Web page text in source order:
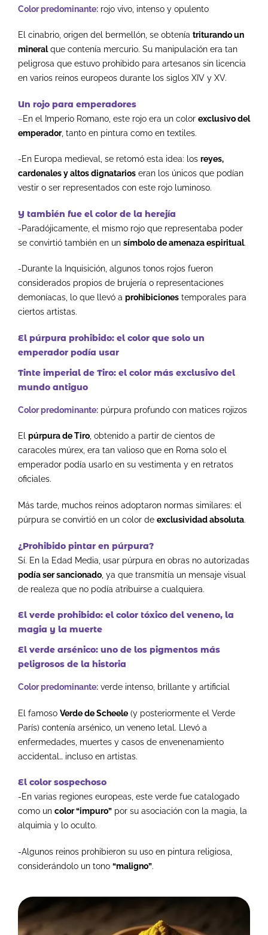
Color predominante: rojo vivo, intenso y opulento
El cinabrio, origen del bermellón, se obtenía triturando un
mineralque contenía mercurio. Su manipulación era tan
peligrosa que estuvo prohibido para artesanos sin licencia
en varios reinos europeos durante los siglos XIV y XV.
Un rojo para emperadores
–En el Imperio Romano, este rojo era un color exclusivo del
emperador, tanto en pintura como en textiles.
-En Europa medieval, se retomó esta idea: los reyes,
cardenales y altos dignatarios eran los únicos que podían
vestir o ser representados con este rojo luminoso.
Y también fue el color de la herejía
-Paradójicamente, el mismo rojo que representaba poder
se convirtió también en un símbolo de amenaza espiritual.
-Durante la Inquisición, algunos tonos rojos fueron
considerados propios de brujería o representaciones
demoníacas, lo que llevó a prohibiciones temporales para
ciertos artistas.
El púrpura prohibido: el color que solo un
emperador podía usar
Tinte imperial de Tiro: el color más exclusivo del
mundo antiguo
Color predominante: púrpura profundo con matices rojizos
El púrpura de Tiro, obtenido a partir de cientos de
caracoles múrex, era tan valioso que en Roma solo el
emperador podía usarlo en su vestimenta y en retratos
oficiales.
Más tarde, muchos reinos adoptaron normas similares: el
púrpura se convirtió en un color de exclusividad absoluta.
¿Prohibido pintar en púrpura?
Sí. En la Edad Media, usar púrpura en obras no autorizadas
podía ser sancionado , ya que transmitía un mensaje visual
de realeza que no podía atribuirse a cualquiera.
El verde prohibido: el color tóxico del veneno, la
magia y la muerte
El verde arsénico: uno de los pigmentos más
peligrosos de la historia
Color predominante: verde intenso, brillante y artificial
El famoso Verde de Scheele (y posteriormente el Verde
París) contenía arsénico, un veneno letal.
Llevó a
enfermedades, muertes y casos de envenenamiento
accidental… incluso en artistas.
El color sospechoso
-En varias regiones europeas, este verde fue catalogado
como un color “impuro” por su asociación con la magia, la
alquimia y lo oculto.
-Algunos reinos prohibieron su uso en pintura religiosa,
considerándolo un tono “maligno”.